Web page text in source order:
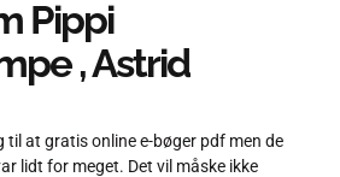
Pippi
, Astrid
til at gratis online e-bøger pdf men de
lidt for meget. Det vil måske ikke